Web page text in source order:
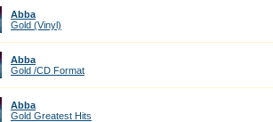
Abba
Gold (Vinyl)
Abba
Gold /CD Format
Abba
Gold Greatest Hits